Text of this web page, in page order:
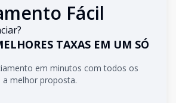
Fácil
TAXAS EM UM SÓ
em minutos com todos os
a melhor proposta.